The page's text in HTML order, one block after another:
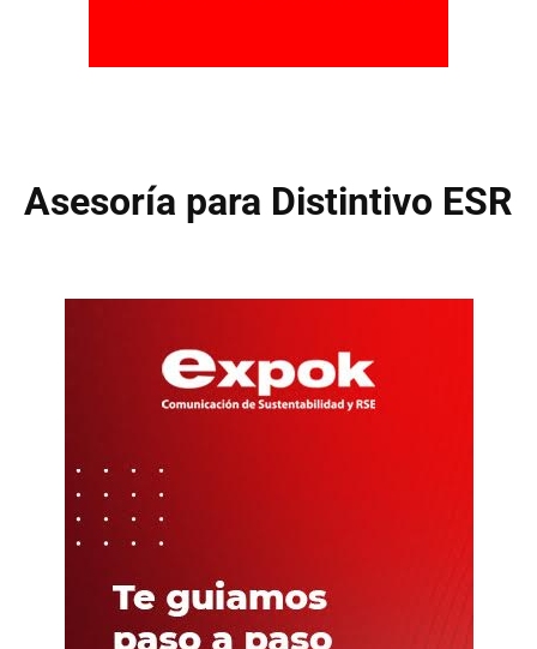
Asesoría para Distintivo ESR